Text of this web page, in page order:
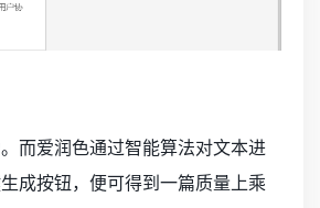
而爱润色通过智能算法对文本进
成按钮，便可得到一篇质量上乘